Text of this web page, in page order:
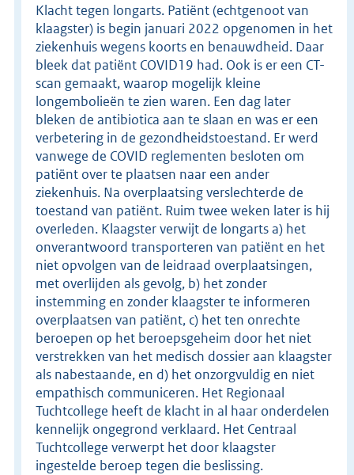
Klacht tegen longarts. Patiënt (echtgenoot van
klaagster) is begin januari 2022 opgenomen in het
ziekenhuis wegens koorts en benauwdheid. Daar
bleek dat patiënt COVID19 had. Ook is er een CT-
scan gemaakt, waarop mogelijk kleine
longembolieën te zien waren. Een dag later
bleken de antibiotica aan te slaan en was er een
verbetering in de gezondheidstoestand. Er werd
vanwege de COVID reglementen besloten om
patiënt over te plaatsen naar een ander
ziekenhuis. Na overplaatsing verslechterde de
toestand van patiënt. Ruim twee weken later is hij
overleden. Klaagster verwijt de longarts a) het
onverantwoord transporteren van patiënt en het
niet opvolgen van de leidraad overplaatsingen,
met overlijden als gevolg, b) het zonder
instemming en zonder klaagster te informeren
overplaatsen van patiënt, c) het ten onrechte
beroepen op het beroepsgeheim door het niet
verstrekken van het medisch dossier aan klaagster
als nabestaande, en d) het onzorgvuldig en niet
empathisch communiceren. Het Regionaal
Tuchtcollege heeft de klacht in al haar onderdelen
kennelijk ongegrond verklaard. Het Centraal
Tuchtcollege verwerpt het door klaagster
ingestelde beroep tegen die beslissing.